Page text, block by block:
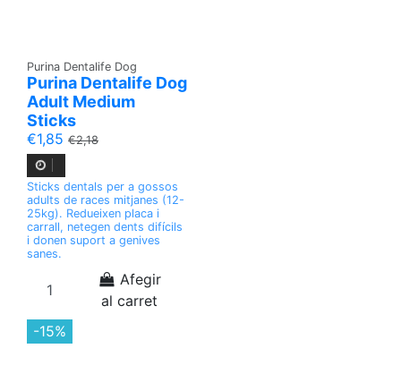
Purina Dentalife Dog
Purina Dentalife Dog
Adult Medium
Sticks
€1,85 €2,18
Sticks dentals per a gossos
adults de races mitjanes (12-
25kg). Redueixen placa i
carrall, netegen dents difícils
i donen suport a genives
sanes.
Afegir
al carret
-15%